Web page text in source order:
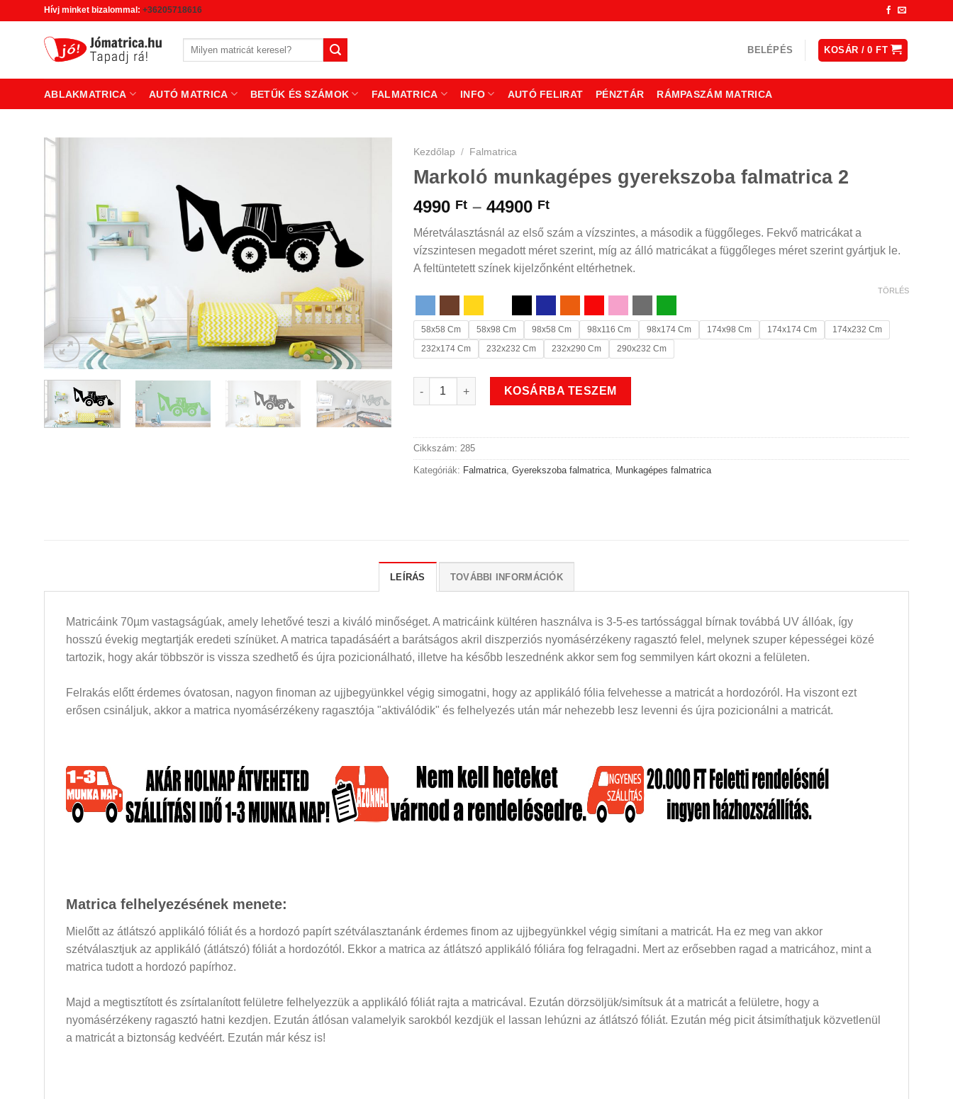
Hívj minket bizalommal: +36205718616
Keresés
BELÉPÉS KOSÁR /0FT
ABLAKMATRICA AUTÓ MATRICA BETŰK ÉS SZÁMOK FALMATRICA INFO AUTÓ FELIRAT PÉNZTÁR RÁMPASZÁM MATRICA
Kezdőlap / Falmatrica
Markoló munkagépes gyerekszoba falmatrica 2
4990 Ft – 44900 FtÁrtartomány:
4990 Ft
-
44900 Ft
Méretválasztásnál az első szám a vízszintes, a második a függőleges. Fekvő matricákat a
vízszintesen megadott méret szerint, míg az álló matricákat a függőleges méret szerint gyártjuk le.
A feltüntetett színek kijelzőnként eltérhetnek.
58x58 Cm 58x98 Cm 98x58 Cm 98x116 Cm 98x174 Cm 174x98 Cm 174x174 Cm
174x232 Cm
232x174 Cm
232x232 Cm 232x290 Cm 290x232 Cm
TÖRLÉS
Markoló munkagépes gyerekszoba falmatrica 2 mennyiség
KOSÁRBA TESZEM
Cikkszám: 285
Kategóriák: Falmatrica, Gyerekszoba falmatrica, Munkagépes falmatrica
LEÍRÁS TOVÁBBI INFORMÁCIÓK
Matricáink 70µm vastagságúak, amely lehetővé teszi a kiváló minőséget. A matricáink kültéren használva is 3-5-es tartóssággal bírnak továbbá UV állóak, így
hosszú évekig megtartják eredeti színüket. A matrica tapadásáért a barátságos akril diszperziós nyomásérzékeny ragasztó felel, melynek szuper képességei közé
tartozik, hogy akár többször is vissza szedhető és újra pozicionálható, illetve ha később leszednénk akkor sem fog semmilyen kárt okozni a felületen.
Felrakás előtt érdemes óvatosan, nagyon finoman az ujjbegyünkkel végig simogatni, hogy az applikáló fólia felvehesse a matricát a hordozóról. Ha viszont ezt
erősen csináljuk, akkor a matrica nyomásérzékeny ragasztója "aktiválódik" és felhelyezés után már nehezebb lesz levenni és újra pozicionálni a matricát.
Matrica felhelyezésének menete:
Mielőtt az átlátszó applikáló fóliát és a hordozó papírt szétválasztanánk érdemes finom az ujjbegyünkkel végig simítani a matricát. Ha ez meg van akkor
szétválasztjuk az applikáló (átlátszó) fóliát a hordozótól. Ekkor a matrica az átlátszó applikáló fóliára fog felragadni. Mert az erősebben ragad a matricához, mint a
matrica tudott a hordozó papírhoz.
Majd a megtisztított és zsírtalanított felületre felhelyezzük a applikáló fóliát rajta a matricával. Ezután dörzsöljük/simítsuk át a matricát a felületre, hogy a
nyomásérzékeny ragasztó hatni kezdjen. Ezután átlósan valamelyik sarokból kezdjük el lassan lehúzni az átlátszó fóliát. Ezután még picit átsimíthatjuk közvetlenül
a matricát a biztonság kedvéért. Ezután már kész is!